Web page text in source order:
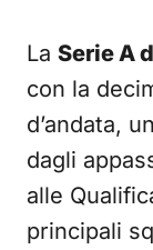
La Serie A
con la
d’andata,
dagli
alle
principali